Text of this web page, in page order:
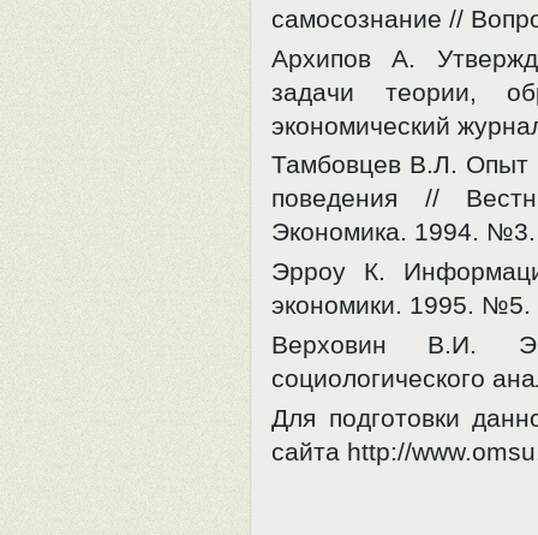
самосознание //
Архипов А.
задачи теории,
экономический
Тамбовцев В.Л. Опыт
поведения //
Экономика. 1994.
Эрроу К.
экономики. 1995.
Верховин В.И.
социологического
Для подготовки
сайта http://